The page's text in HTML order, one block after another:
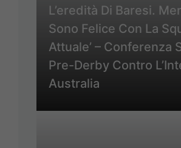
L’eredità Di Baresi.
Sono Felice Con La
Attuale’ – Conferenza
Pre-Derby Contro
Australia